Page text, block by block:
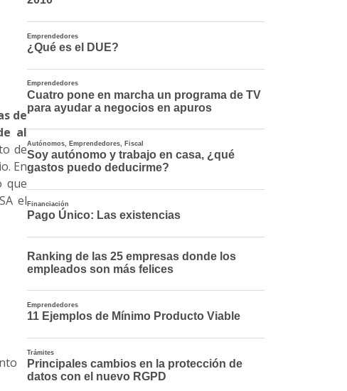
de
al
de
En
que
el